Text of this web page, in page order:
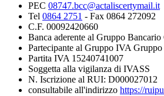
PEC 08747.bcc@actaliscertymail.it
Tel 0864 2751 - Fax 0864 272092
C.F. 00092420660
Banca aderente al Gruppo
Partecipante al Gruppo IVA
Partita IVA 15240741007
Soggetta alla vigilanza di IVASS
N. Iscrizione al RUI: D000027012
consultabile all'indirizzo https://